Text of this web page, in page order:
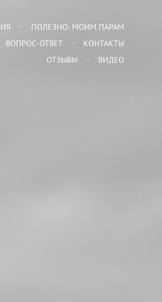
ПОЛЕЗНО: МОИМ ПАРАМ
ВОПРОС-ОТВЕТ
КОНТАКТЫ
ОТЗЫВЫ
ВИДЕО